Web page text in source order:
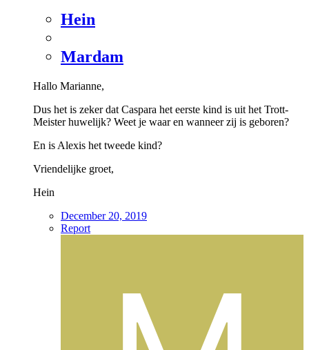
Hein
Mardam
Hallo Marianne,
Dus het is zeker dat Caspara het eerste kind is uit het Trott-
Meister huwelijk? Weet je waar en wanneer zij is geboren?
En is Alexis het tweede kind?
Vriendelijke groet,
Hein
December 20, 2019
Report